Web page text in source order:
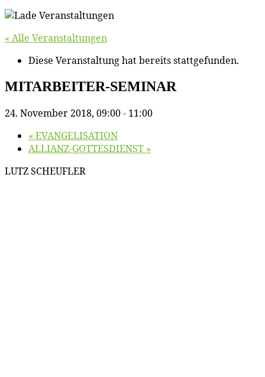
« Alle Veranstaltungen
Diese Veranstaltung hat bereits stattgefunden.
MITARBEITER-SEMINAR
24. November 2018, 09:00- 11:00
« EVANGELISATION
ALLIANZ-GOTTESDIENST »
LUTZ SCHEUFLER